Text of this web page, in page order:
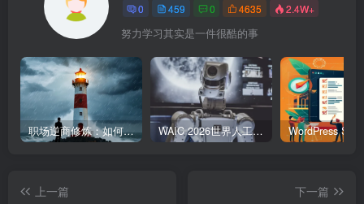
0 459 0 4635 2.4W+
努力学习其实是一件很酷的事
职场逆商修炼：如何把每一次挫折转化为成长的养分 WAIC 2026世界人工智能大会7月17日开幕：300款全球首发，展览面积首破10万平米
上一篇
下一篇